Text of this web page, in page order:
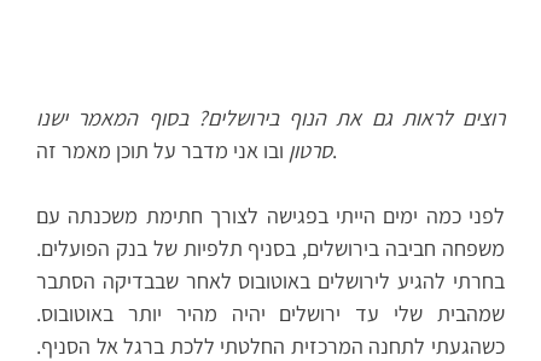
רוצים לראות גם את הנוף בירושלים? בסוף המאמר ישנו
סרטוןובו אני מדבר על תוכן מאמר זה.
לפני כמה ימים הייתי בפגישה לצורך חתימת משכנתה עם
משפחה חביבה בירושלים, בסניף תלפיות של בנק הפועלים.
בחרתי להגיע לירושלים באוטובוס לאחר שבבדיקה הסתבר
שמהבית שלי עד ירושלים יהיה מהיר יותר באוטובוס.
כשהגעתי לתחנה המרכזית החלטתי ללכת ברגל אל הסניף.